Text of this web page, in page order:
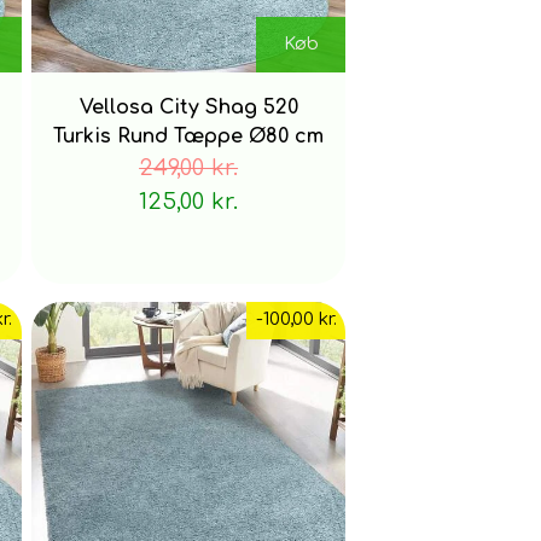
Køb
Vellosa City Shag 520
Turkis Rund Tæppe Ø80 cm
249,00 kr.
125,00 kr.
-100,00 kr.